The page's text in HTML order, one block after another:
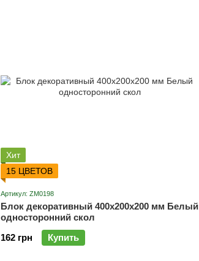
Хит
15 ЦВЕТОВ
Артикул: ZM0198
Блок декоративный 400х200х200 мм Белый
односторонний скол
162 грн
Купить